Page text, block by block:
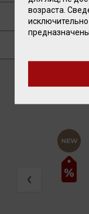
ПУБЛИКАЦИИ
возраста.